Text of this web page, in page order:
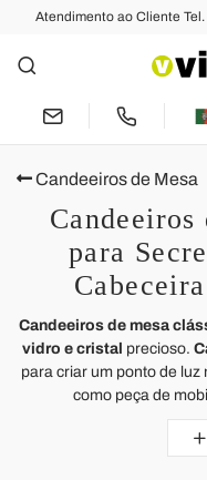
Atendimento ao Cliente
Candeeiros de Mesa
Candeeiros
para
Candeeiros de mesa
vidro e cristal precioso.
para criar um ponto de luz
como peça de